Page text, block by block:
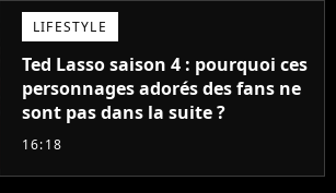
LIFESTYLE
Ted Lasso saison 4 : pourquoi ces
personnages adorés des fans ne
sont pas dans la suite ?
16:18